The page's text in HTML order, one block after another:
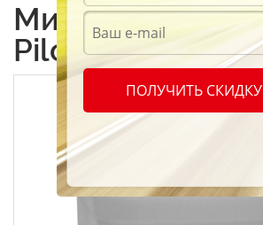
Минеральные
Pilots М10Г2К
ПОЛУЧИТЬ СКИДКУ